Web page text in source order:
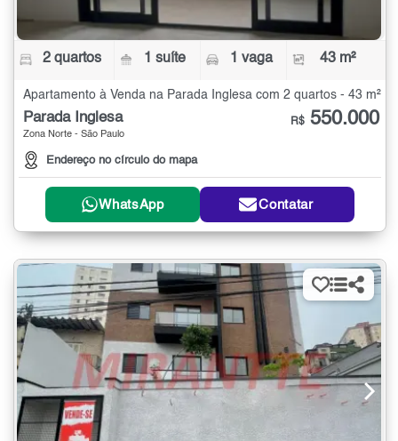
2 quartos 1 suíte 1 vaga 43 m²
Apartamento à Venda na Parada Inglesa com 2 quartos - 43 m²
Parada Inglesa
Zona Norte - São Paulo
Endereço no círculo do mapa
R$ 550.000
WhatsApp Contatar